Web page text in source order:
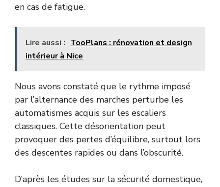
en cas de fatigue.
Lire aussi : TooPlans : rénovation et design
intérieur à Nice
Nous avons constaté que le rythme imposé
par l’alternance des marches perturbe les
automatismes acquis sur les escaliers
classiques. Cette désorientation peut
provoquer des pertes d’équilibre, surtout lors
des descentes rapides ou dans l’obscurité.
D’après les études sur la sécurité domestique,